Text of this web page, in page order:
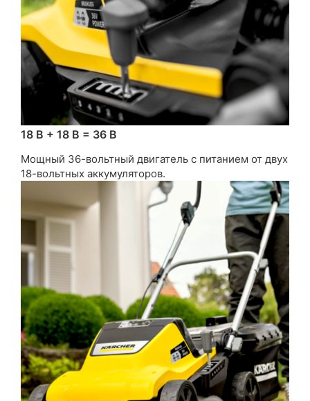
18 В + 18 В = 36 В
Мощный 36-вольтный двигатель с питанием от двух
18-вольтных аккумуляторов.